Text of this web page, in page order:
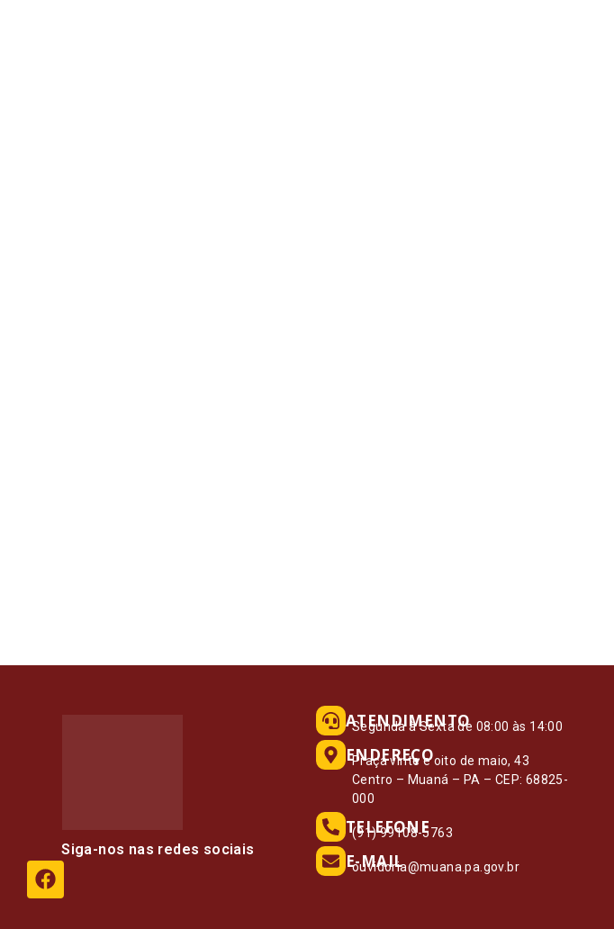
Siga-nos nas redes sociais
ATENDIMENTO
Segunda à Sexta de 08:00 às 14:00
ENDEREÇO
Praça vinte e oito de maio, 43
Centro – Muaná – PA – CEP: 68825-
000
TELEFONE
(91) 99108-5763
E-MAIL
ouvidoria@muana.pa.gov.br